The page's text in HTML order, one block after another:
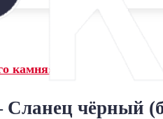
камня»
чёрный